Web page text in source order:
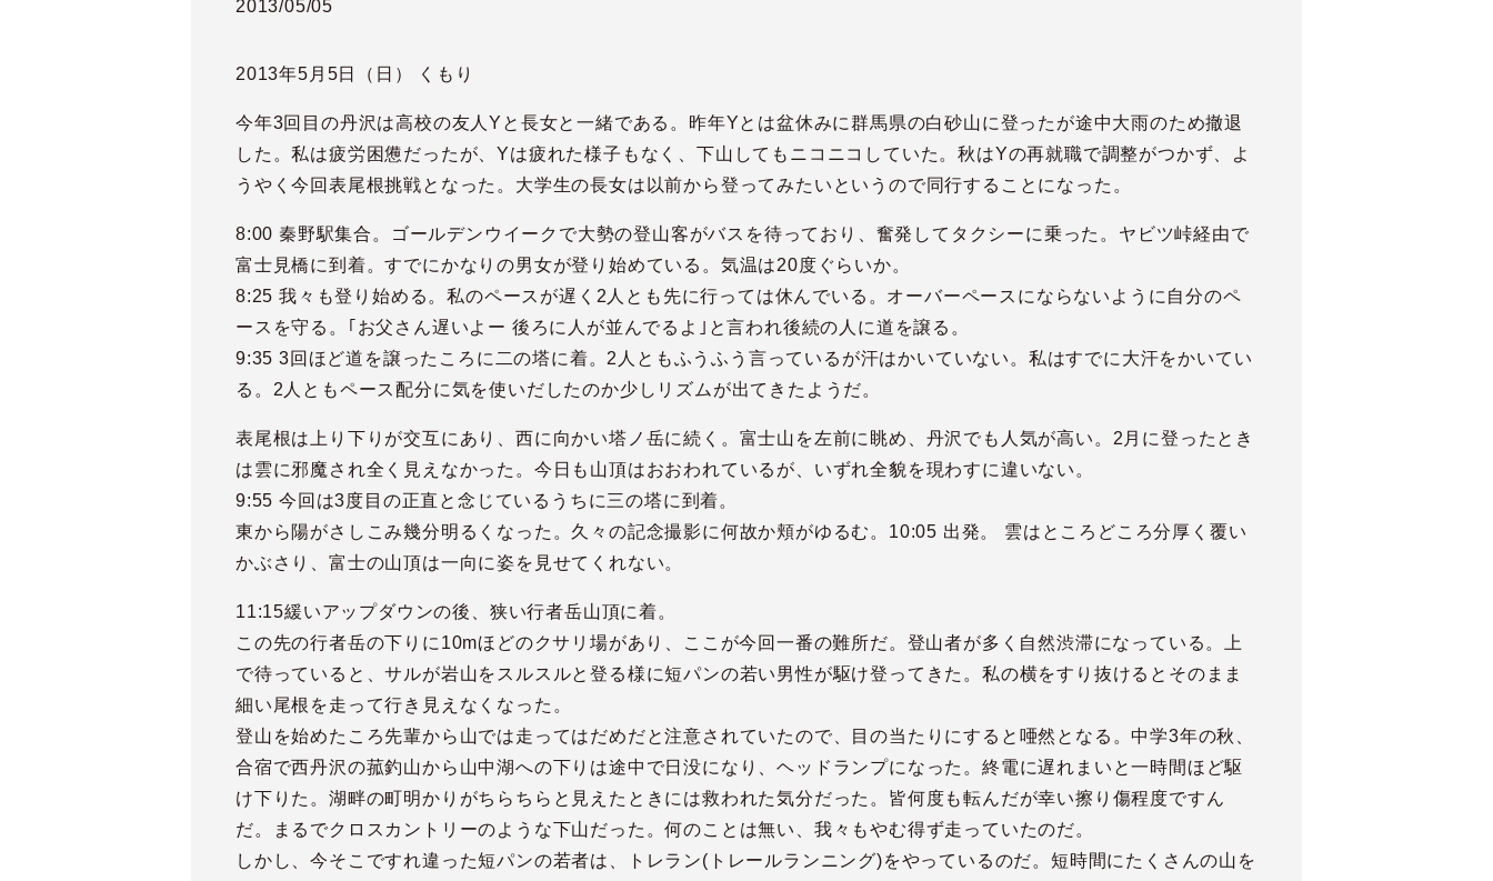
2013/05/05
2013年5月5日（日） くもり
今年3回目の丹沢は高校の友人Yと長女と一緒である。昨年Yとは盆休みに群馬県の白砂山に登ったが途中大雨のため撤退
した。私は疲労困憊だったが、Yは疲れた様子もなく、下山してもニコニコしていた。秋はYの再就職で調整がつかず、よ
うやく今回表尾根挑戦となった。大学生の長女は以前から登ってみたいというので同行することになった。
8:00 秦野駅集合。ゴールデンウイークで大勢の登山客がバスを待っており、奮発してタクシーに乗った。ヤビツ峠経由で
富士見橋に到着。すでにかなりの男女が登り始めている。気温は20度ぐらいか。
8:25 我々も登り始める。私のペースが遅く2人とも先に行っては休んでいる。オーバーペースにならないように自分のペ
ースを守る。｢お父さん遅いよー 後ろに人が並んでるよ｣と言われ後続の人に道を譲る。
9:35 3回ほど道を譲ったころに二の塔に着。2人ともふうふう言っているが汗はかいていない。私はすでに大汗をかいてい
る。2人ともペース配分に気を使いだしたのか少しリズムが出てきたようだ。
表尾根は上り下りが交互にあり、西に向かい塔ノ岳に続く。富士山を左前に眺め、丹沢でも人気が高い。2月に登ったとき
は雲に邪魔され全く見えなかった。今日も山頂はおおわれているが、いずれ全貌を現わすに違いない。
9:55 今回は3度目の正直と念じているうちに三の塔に到着。
東から陽がさしこみ幾分明るくなった。久々の記念撮影に何故か頬がゆるむ。10:05 出発。 雲はところどころ分厚く覆い
かぶさり、富士の山頂は一向に姿を見せてくれない。
11:15緩いアップダウンの後、狭い行者岳山頂に着。
この先の行者岳の下りに10mほどのクサリ場があり、ここが今回一番の難所だ。登山者が多く自然渋滞になっている。上
で待っていると、サルが岩山をスルスルと登る様に短パンの若い男性が駆け登ってきた。私の横をすり抜けるとそのまま
細い尾根を走って行き見えなくなった。
登山を始めたころ先輩から山では走ってはだめだと注意されていたので、目の当たりにすると唖然となる。中学3年の秋、
合宿で西丹沢の菰釣山から山中湖への下りは途中で日没になり、ヘッドランプになった。終電に遅れまいと一時間ほど駆
け下りた。湖畔の町明かりがちらちらと見えたときには救われた気分だった。皆何度も転んだが幸い擦り傷程度ですん
だ。まるでクロスカントリーのような下山だった。何のことは無い、我々もやむ得ず走っていたのだ。
しかし、今そこですれ違った短パンの若者は、トレラン(トレールランニング)をやっているのだ。短時間にたくさんの山を